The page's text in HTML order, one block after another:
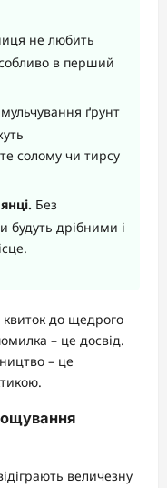
не любить
в перший
ґрунт
солому чи тирсу
Без
будуть дрібними і
до щедрого
– це досвід.
– це
величезну